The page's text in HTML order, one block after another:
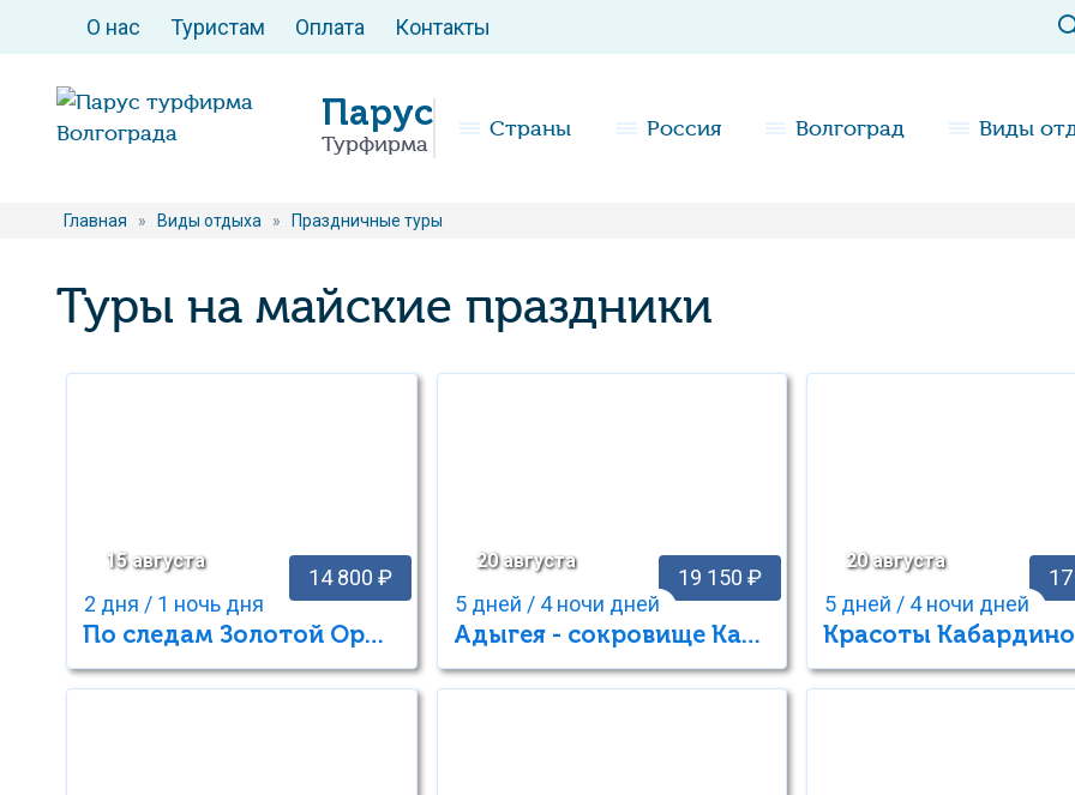
О нас Туристам Оплата Контакты
Парус
Турфирма
Страны Россия Волгоград Виды
Главная » Виды отдыха » Праздничные туры
Туры на майские праздники
15 августа
14 800 ₽
2 дня / 1 ночь дня
По следам Золотой Орды
20 августа
19 150 ₽
5 дней / 4 ночи дней
Адыгея - сокровище Кавказа
20 августа
5 дней / 4 ночи дней